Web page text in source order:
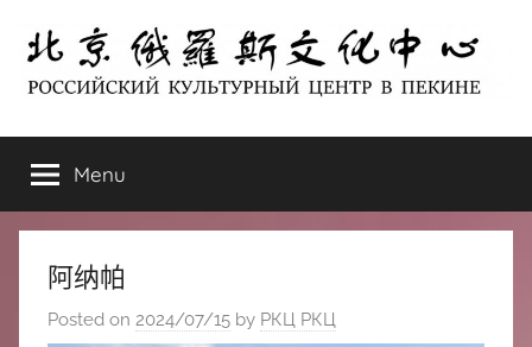
content
北
京
俄
罗
ЦЕНТР
В
ПЕКИНЕ
Menu
阿纳帕
Posted on 2024/07/15 by РКЦ РКЦ